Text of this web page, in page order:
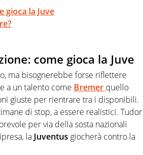
gioca la Juve
come gioca la Juve
ma bisognerebbe forse riflettere
a un talento come Bremer quello
giuste per rientrare tra i disponibili.
di stop, a essere realistici. Tudor
per via della sosta nazionali
la Juventus giocherà contro la